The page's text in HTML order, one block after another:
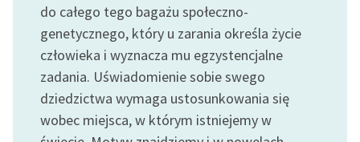
Zespół
Zasady wykorzystania
Logotypy
do całego tego bagażu społeczno-
genetycznego, który u zarania określa życie
człowieka i wyznacza mu egzystencjalne
zadania. Uświadomienie sobie swego
dziedzictwa wymaga ustosunkowania się
wobec miejsca, w którym istniejemy w